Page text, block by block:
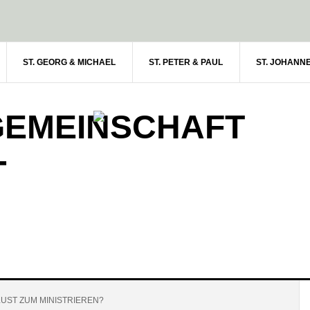
ST. GEORG & MICHAEL ST. PETER & PAUL ST.
ZUM MINISTRIEREN?